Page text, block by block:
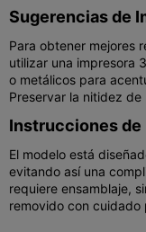
Sugerencias de
Para obtener mejores
utilizar una impresora
o metálicos para
Preservar la nitidez
Instrucciones de
El modelo está
evitando así una
requiere ensamblaje,
removido con cuidado